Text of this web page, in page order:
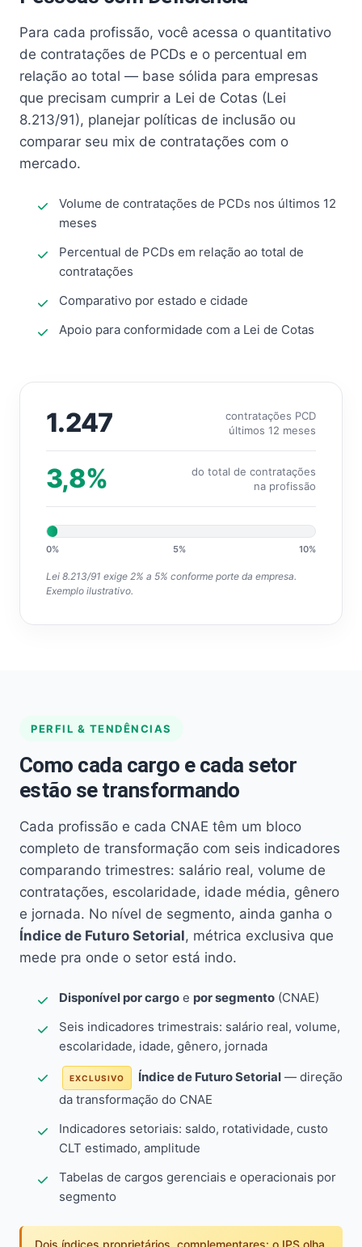
Para cada profissão, você acessa o quantitativo
de contratações de PCDs e o percentual em
relação ao total — base sólida para empresas
que precisam cumprir a Lei de Cotas (Lei
8.213/91), planejar políticas de inclusão ou
comparar seu mix de contratações com o
mercado.
Volume de contratações de PCDs nos últimos 12
meses
Percentual de PCDs em relação ao total de
contratações
Comparativo por estado e cidade
Apoio para conformidade com a Lei de Cotas
1.247
contratações PCD
últimos 12 meses
3,8%
do total de contratações
na profissão
0% 5% 10%
Lei 8.213/91 exige 2% a 5% conforme porte da empresa.
Exemplo ilustrativo.
PERFIL & TENDÊNCIAS
Como cada cargo e cada setor
estão se transformando
Cada profissão e cada CNAE têm um bloco
completo de transformação com seis indicadores
comparando trimestres: salário real, volume de
contratações, escolaridade, idade média, gênero
e jornada. No nível de segmento, ainda ganha o
Índice de Futuro Setorial, métrica exclusiva que
mede pra onde o setor está indo.
Disponível por cargo e por segmento (CNAE)
Seis indicadores trimestrais: salário real, volume,
escolaridade, idade, gênero, jornada
EXCLUSIVO Índice de Futuro Setorial — direção
da transformação do CNAE
Indicadores setoriais: saldo, rotatividade, custo
CLT estimado, amplitude
Tabelas de cargos gerenciais e operacionais por
segmento
Dois índices proprietários, complementares: o IPS olha